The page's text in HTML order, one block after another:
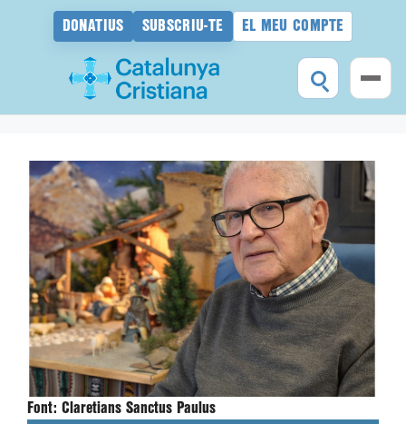
DONATIUS SUBSCRIU-TE EL MEU COMPTE
contingut
Font: Claretians Sanctus Paulus